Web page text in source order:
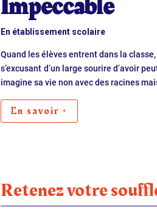
En établissement scolaire
Quand les élèves entrent dans la
s’excusant d’un large sourire d’avoir
imagine sa vie non avec des racines
En savoir +
Retenez votre